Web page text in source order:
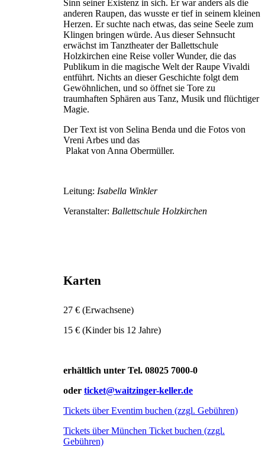
Sinn seiner Existenz in sich. Er war anders als die
anderen Raupen, das wusste er tief in seinem kleinen
Herzen. Er suchte nach etwas, das seine Seele zum
Klingen bringen würde. Aus dieser Sehnsucht
erwächst im Tanztheater der Ballettschule
Holzkirchen eine Reise voller Wunder, die das
Publikum in die magische Welt der Raupe Vivaldi
entführt. Nichts an dieser Geschichte folgt dem
Gewöhnlichen, und so öffnet sie Tore zu
traumhaften Sphären aus Tanz, Musik und flüchtiger
Magie.
Der Text ist von Selina Benda und die Fotos von
Vreni Arbes und das
Plakat von Anna Obermüller.
Leitung: Isabella Winkler
Veranstalter: Ballettschule Holzkirchen
Karten
27 € (Erwachsene)
15 € (Kinder bis 12 Jahre)
erhältlich unter Tel. 08025 7000-0
oder ticket@waitzinger-keller.de
Tickets über Eventim buchen (zzgl. Gebühren)
Tickets über München Ticket buchen (zzgl.
Gebühren)